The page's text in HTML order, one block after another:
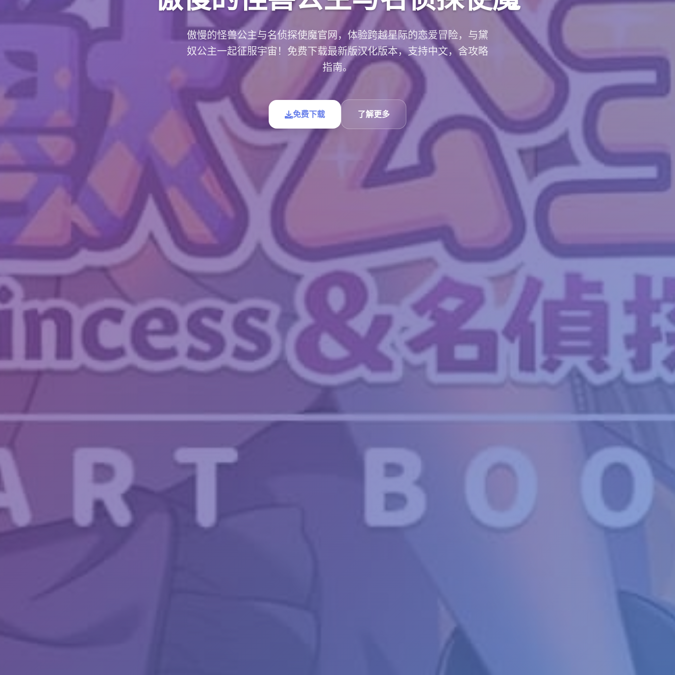
傲慢的怪兽公主与名侦探使魔官网，体验跨越星际的恋爱冒险，与黛
奴公主一起征服宇宙！免费下载最新版汉化版本，支持中文，含攻略
指南。
免费下载 了解更多